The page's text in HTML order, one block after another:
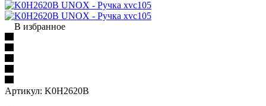
В избранное
Артикул: K0H2620B